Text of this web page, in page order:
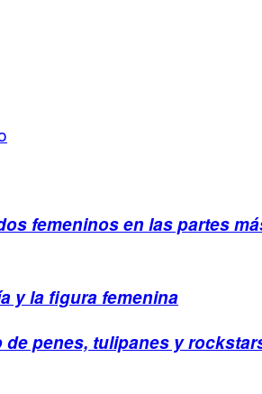
femeninos en las partes
y la figura femenina
penes, tulipanes y